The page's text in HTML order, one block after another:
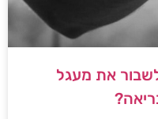
את מעגל